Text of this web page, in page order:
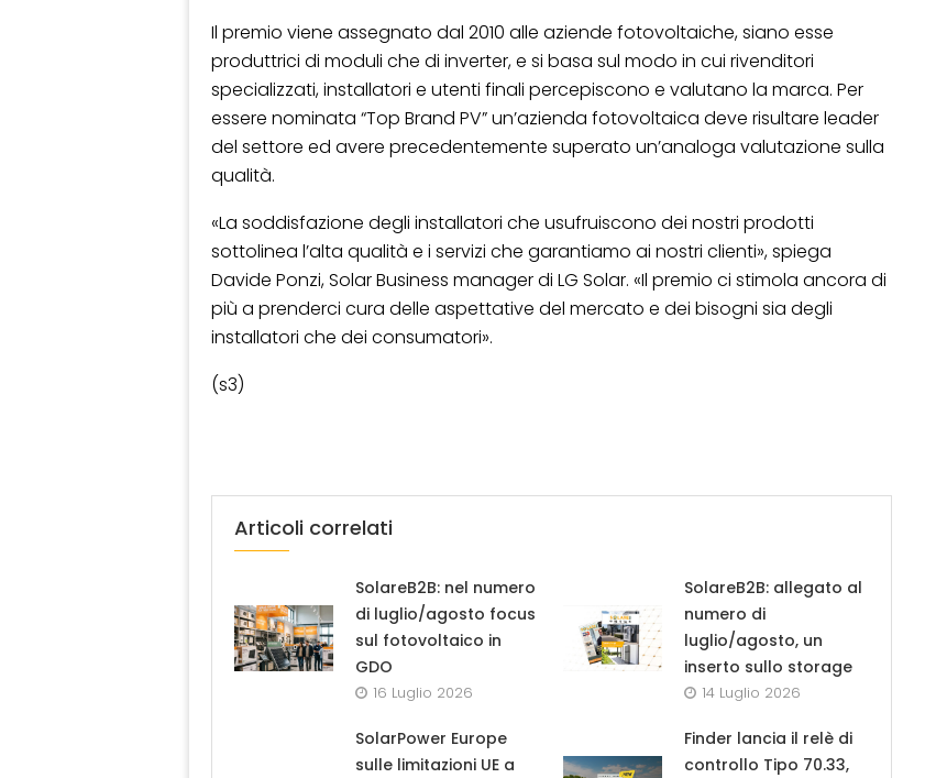
Il premio viene assegnato dal 2010 alle aziende fotovoltaiche, siano esse
produttrici di moduli che di inverter, e si basa sul modo in cui rivenditori
specializzati, installatori e utenti finali percepiscono e valutano la marca. Per
essere nominata “Top Brand PV” un’azienda fotovoltaica deve risultare leader
del settore ed avere precedentemente superato un’analoga valutazione sulla
qualità.
«La soddisfazione degli installatori che usufruiscono dei nostri prodotti
sottolinea l’alta qualità e i servizi che garantiamo ai nostri clienti», spiega
Davide Ponzi, Solar Business manager di LG Solar. «Il premio ci stimola ancora di
più a prenderci cura delle aspettative del mercato e dei bisogni sia degli
installatori che dei consumatori».
(s3)
Articoli correlati
SolareB2B: nel numero
di luglio/agosto focus
sul fotovoltaico in
GDO
16 Luglio 2026
SolareB2B: allegato al
numero di
luglio/agosto, un
inserto sullo storage
14 Luglio 2026
SolarPower Europe
sulle limitazioni UE a
Finder lancia il relè di
controllo Tipo 70.33,